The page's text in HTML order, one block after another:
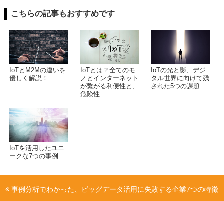
こちらの記事もおすすめです
IoTとM2Mの違いを
優しく解説！
IoTとは？全てのモ
ノとインターネット
が繋がる利便性と、
危険性
IoTの光と影、デジ
タル世界に向けて残
された5つの課題
IoTを活用したユニ
ークな7つの事例
事例分析でわかった、ビッグデータ活用に失敗する企業7つの特徴